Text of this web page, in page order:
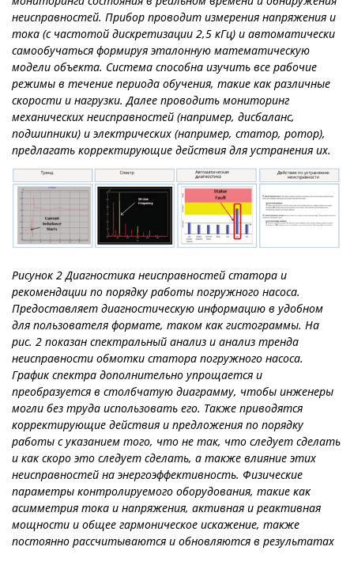
неисправностей. Прибор проводит измерения напряжения и
тока (с частотой дискретизации 2,5 кГц) и автоматически
самообучаться формируя эталонную математическую
модели объекта. Система способна изучить все рабочие
режимы в течение периода обучения, такие как различные
скорости и нагрузки. Далее проводить мониторинг
механических неисправностей (например, дисбаланс,
подшипники) и электрических (например, статор, ротор),
предлагать корректирующие действия для устранения их.
Рисунок 2 Диагностика неисправностей статора и
рекомендации по порядку работы погружного насоса.
Предоставляет диагностическую информацию в удобном
для пользователя формате, таком как гистограммы. На
рис. 2 показан спектральный анализ и анализ тренда
неисправности обмотки статора погружного насоса.
График спектра дополнительно упрощается и
преобразуется в столбчатую диаграмму, чтобы инженеры
могли без труда использовать его. Также приводятся
корректирующие действия и предложения по порядку
работы с указанием того, что не так, что следует сделать
и как скоро это следует сделать, а также влияние этих
неисправностей на энергоэффективность. Физические
параметры контролируемого оборудования, такие как
асимметрия тока и напряжения, активная и реактивная
мощности и общее гармоническое искажение, также
постоянно рассчитываются и обновляются в результатах